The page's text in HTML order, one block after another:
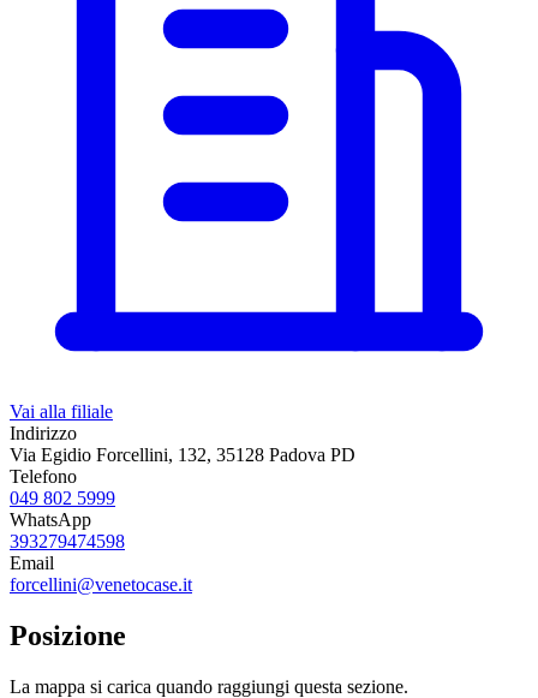
Vai alla filiale
Indirizzo
Via Egidio Forcellini, 132, 35128 Padova PD
Telefono
049 802 5999
WhatsApp
393279474598
Email
forcellini@venetocase.it
Posizione
La mappa si carica quando raggiungi questa sezione.